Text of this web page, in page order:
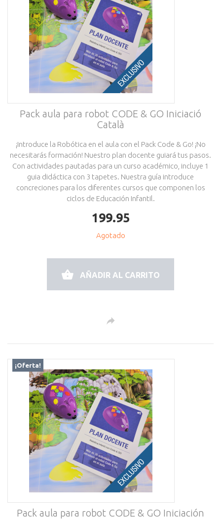
Pack aula para robot CODE & GO Iniciació
Català
¡Introduce la Robótica en el aula con el Pack Code & Go! ¡No
necesitarás formación! Nuestro plan docente guiará tus pasos.
Con actividades pautadas para un curso académico, incluye 1
guia didáctica con 3 tapetes. Nuestra guía introduce
concreciones para los diferentes cursos que componen los
ciclos de Educación Infantil.
199.95
Agotado
AÑADIR AL CARRITO
¡Oferta!
Pack aula para robot CODE & GO Iniciación